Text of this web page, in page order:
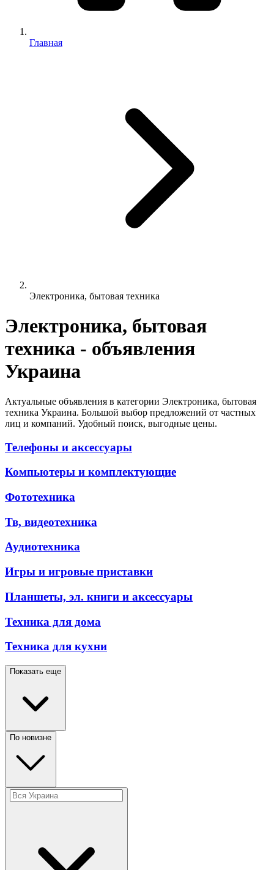
Главная
Электроника, бытовая техника
Электроника, бытовая
техника - объявления
Украина
Актуальные объявления в категории Электроника, бытовая
техника Украина. Большой выбор предложений от частных
лиц и компаний. Удобный поиск, выгодные цены.
Телефоны и аксессуары
Компьютеры и комплектующие
Фототехника
Тв, видеотехника
Аудиотехника
Игры и игровые приставки
Планшеты, эл. книги и аксессуары
Техника для дома
Техника для кухни
Показать еще
По новизне